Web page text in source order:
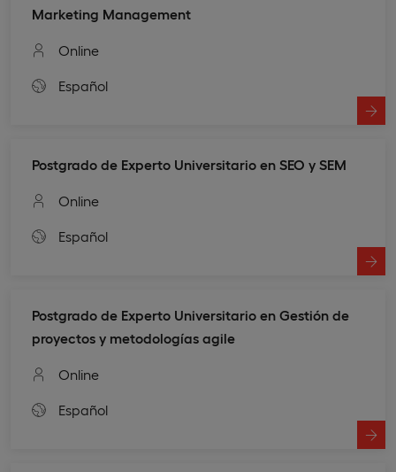
Marketing Management
Online
Español
Postgrado de Experto Universitario en SEO y SEM
Online
Español
Postgrado de Experto Universitario en Gestión de
proyectos y metodologías agile
Online
Español